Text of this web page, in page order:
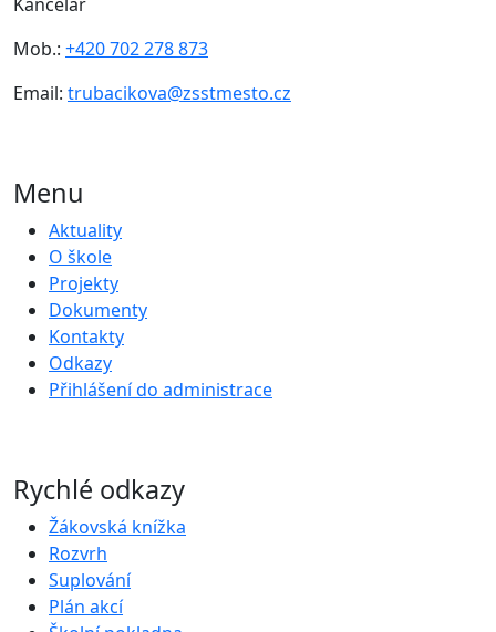
Kancelář
Mob.: +420 702 278 873
Email: trubacikova@zsstmesto.cz
Menu
Aktuality
O škole
Projekty
Dokumenty
Kontakty
Odkazy
Přihlášení do administrace
Rychlé odkazy
Žákovská knížka
Rozvrh
Suplování
Plán akcí